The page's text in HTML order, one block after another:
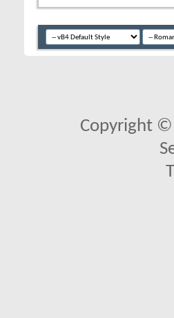
Copyright ©